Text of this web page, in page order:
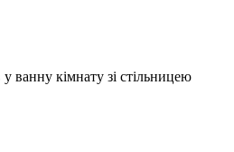
ванну кімнату зі стільницею